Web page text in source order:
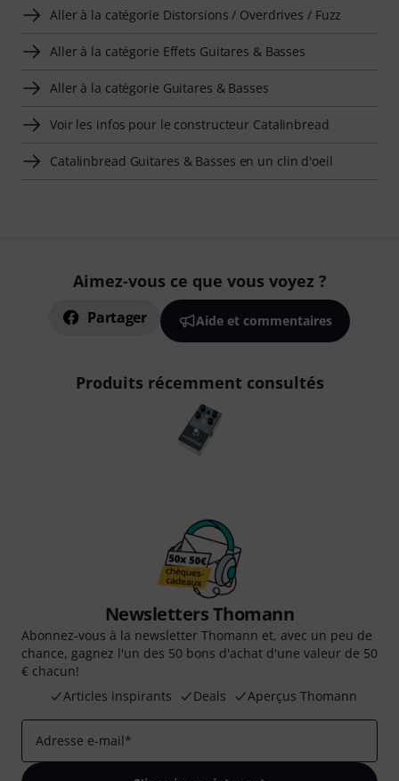
Aller à la catégorie Distorsions / Overdrives / Fuzz
Aller à la catégorie Effets Guitares & Basses
Aller à la catégorie Guitares & Basses
Voir les infos pour le constructeur Catalinbread
Catalinbread Guitares & Basses en un clin d'oeil
Aimez-vous ce que vous voyez ?
Partager Aide et commentaires
Produits récemment consultés
Newsletters Thomann
Abonnez-vous à la newsletter Thomann et, avec un peu de
chance, gagnez l'un des 50 bons d'achat d'une valeur de 50
€ chacun!
Articles inspirants
Deals Aperçus Thomann
Adresse e-mail*